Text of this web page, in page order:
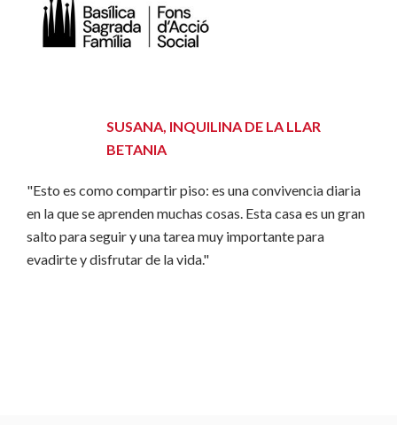
SUSANA, INQUILINA DE LA LLAR
BETANIA
"Esto es como compartir piso: es una convivencia diaria
en la que se aprenden muchas cosas. Esta casa es un gran
salto para seguir y una tarea muy importante para
evadirte y disfrutar de la vida."